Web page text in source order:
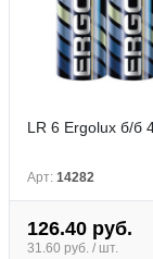
LR 6 Ergolux б/б
Арт: 14282
126.40 руб.
31.60 руб. / шт.